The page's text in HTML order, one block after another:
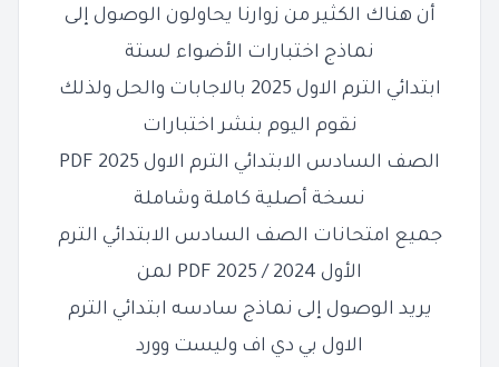
أن هناك الكثير من زوارنا يحاولون الوصول إلى
نماذج اختبارات الأضواء لستة
ابتدائي الترم الاول 2025 بالاجابات والحل ولذلك
نقوم اليوم بنشر اختبارات
الصف السادس الابتدائي الترم الاول 2025 PDF
نسخة أصلية كاملة وشاملة
جميع امتحانات الصف السادس الابتدائي الترم
الأول 2024 / 2025 PDF لمن
يريد الوصول إلى نماذج سادسه ابتدائي الترم
الاول بي دي اف وليست وورد